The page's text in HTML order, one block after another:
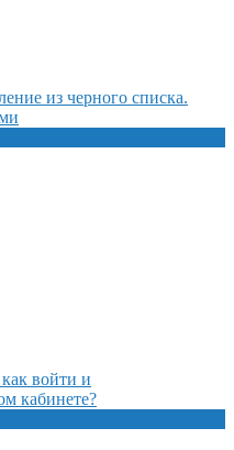
из черного списка.
войти и
кабинете?